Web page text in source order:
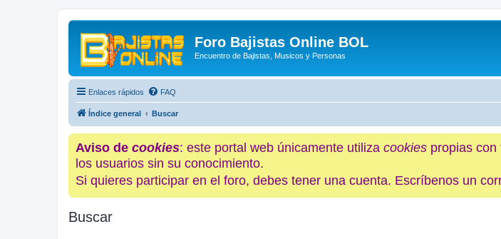
Foro Bajistas Online BOL
Encuentro de Bajistas, Musicos y Personas
Enlaces rápidos FAQ
Índice general Buscar
Aviso de cookies: este portal web únicamente utiliza cookies propias
los usuarios sin su conocimiento.
Si quieres participar en el foro, debes tener una cuenta. Escríbenos un
Buscar